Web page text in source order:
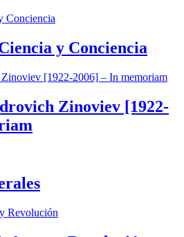
y Conciencia
Zinoviev [1922-